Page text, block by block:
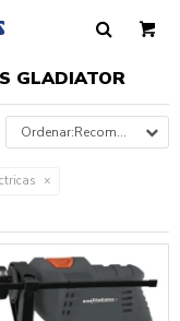
GLADIATOR
Recomendados